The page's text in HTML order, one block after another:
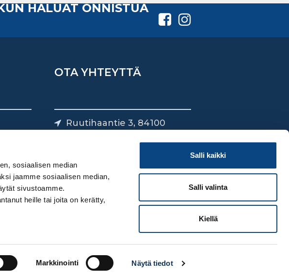
sosiaalisen median
jaamme sosiaalisen median,
sivustoamme.
heille tai joita on kerätty,
Markkinointi Näytä tiedot
Salli kaikki
Salli valinta
Kiellä
HALUAT ONNISTUA
OTA YHTEYTTÄ
Ruutihaantie 3, 84100